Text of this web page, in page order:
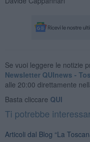
Se vuoi leggere le notizie
Newsletter QUInews -
alle 20:00 direttamente
Basta cliccare QUI
Ti potrebbe
Articoli dal Blog “La